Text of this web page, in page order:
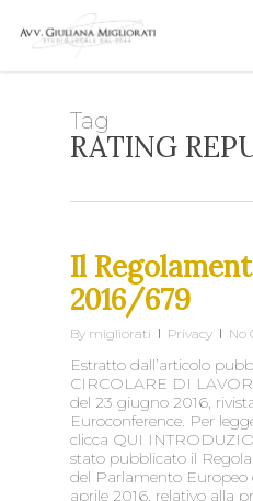
main
Tag
RATING
Il
2016/679
By migliorati Privacy No
Estratto dall’articolo
CIRCOLARE DI
del 23 giugno 2016,
Euroconference. Per
clicca QUI
stato pubblicato il
del Parlamento Europeo
aprile 2016, relativo alla